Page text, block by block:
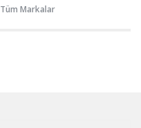
Tüm Markalar